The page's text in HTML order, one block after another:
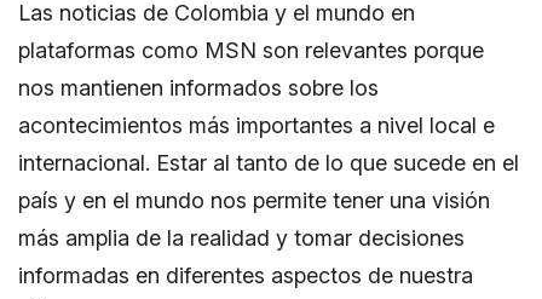
Las noticias de Colombia y el mundo en
plataformas como MSN son relevantes porque
nos mantienen informados sobre los
acontecimientos más importantes a nivel local e
internacional. Estar al tanto de lo que sucede en el
país y en el mundo nos permite tener una visión
más amplia de la realidad y tomar decisiones
informadas en diferentes aspectos de nuestra